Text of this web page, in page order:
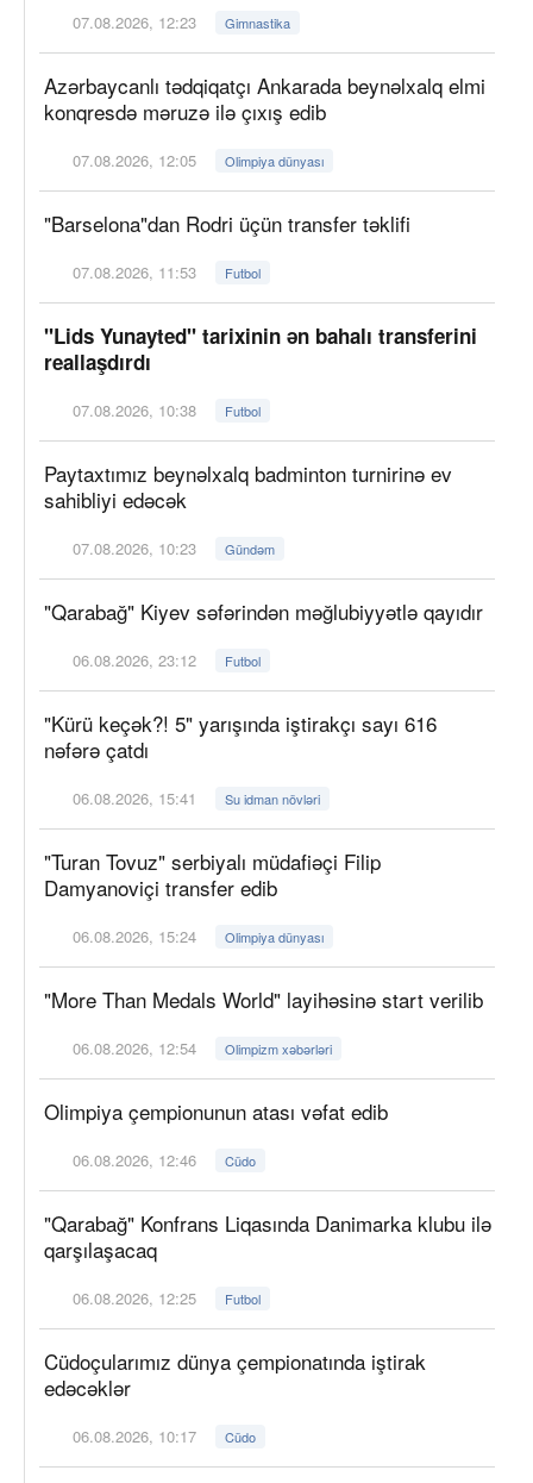
07.08.2026, 12:23 Gimnastika
Azərbaycanlı tədqiqatçı Ankarada beynəlxalq elmi
konqresdə məruzə ilə çıxış edib
07.08.2026, 12:05 Olimpiya dünyası
"Barselona"dan Rodri üçün transfer təklifi
07.08.2026, 11:53 Futbol
"Lids Yunayted" tarixinin ən bahalı transferini
reallaşdırdı
07.08.2026, 10:38 Futbol
Paytaxtımız beynəlxalq badminton turnirinə ev
sahibliyi edəcək
07.08.2026, 10:23 Gündəm
"Qarabağ" Kiyev səfərindən məğlubiyyətlə qayıdır
06.08.2026, 23:12 Futbol
"Kürü keçək?! 5" yarışında iştirakçı sayı 616
nəfərə çatdı
06.08.2026, 15:41 Su idman növləri
"Turan Tovuz" serbiyalı müdafiəçi Filip
Damyanoviçi transfer edib
06.08.2026, 15:24 Olimpiya dünyası
"More Than Medals World" layihəsinə start verilib
06.08.2026, 12:54 Olimpizm xəbərləri
Olimpiya çempionunun atası vəfat edib
06.08.2026, 12:46 Cüdo
"Qarabağ" Konfrans Liqasında Danimarka klubu ilə
qarşılaşacaq
06.08.2026, 12:25 Futbol
Cüdoçularımız dünya çempionatında iştirak
edəcəklər
06.08.2026, 10:17 Cüdo